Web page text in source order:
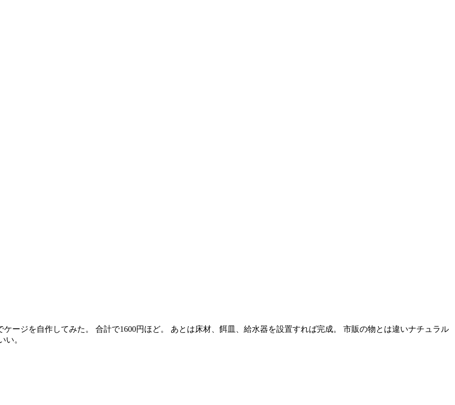
ージを自作してみた。 合計で1600円ほど。 あとは床材、餌皿、給水器を設置すれば完成。 市販の物とは違いナチュラル
い。